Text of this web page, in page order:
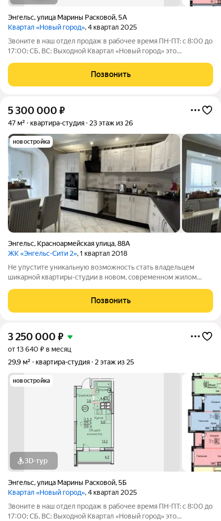
Энгельс,улица Марины Расковой,5А
Квартал «Новый город», 4 квартал 2025
Звоните в наш отдел продаж в рабочее время ПН-ПТ: с 8:00 до
17:00; СБ, ВС: Выходной Квартал «Новый город» это
семьи. Проект развивается по концепции «город в городе», где
всё необходимое
Позвонить
5 300 000 ₽
47 м² квартира-студия 23 этаж из 26
новостройка
Энгельс, Красноармейская улица,88А
ЖК «Энгельс-Сити 2», 1 квартал 2018
Не упустите уникальную возможность стать владельцем
шикарной квартиры-студии в новом, современном жилом
расположена на 23 этаже 25-этажного дома и предлагает вам
великолепные условия для комфортной
Позвонить
3 250 000 ₽
от 13 640 ₽ в месяц
29,9 м²
квартира-студия 2 этаж из 25
новостройка
3D-тур
Энгельс,улица Марины Расковой,5Б
Квартал «Новый город», 4 квартал 2025
Звоните в наш отдел продаж в рабочее время ПН-ПТ: с 8:00 до
17:00; СБ, ВС: Выходной Квартал «Новый город» это